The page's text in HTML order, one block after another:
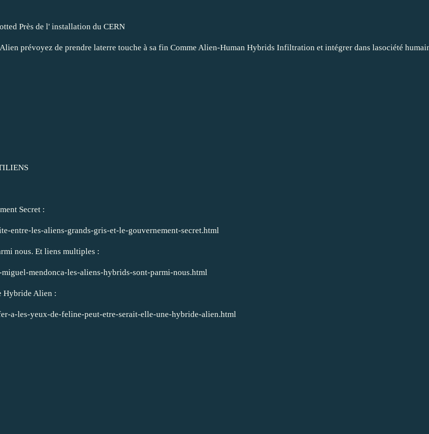
Près de l' installation du CERN
prévoyez de prendre laterre touche à sa fin Comme Alien-Human Hybrids Infiltration et intégrer dans lasociété
Secret :
entre-les-aliens-grands-gris-et-le-gouvernement-secret.html
nous. Et liens multiples :
mendonca-les-aliens-hybrids-sont-parmi-nous.html
Hybride Alien :
a-les-yeux-de-feline-peut-etre-serait-elle-une-hybride-alien.html